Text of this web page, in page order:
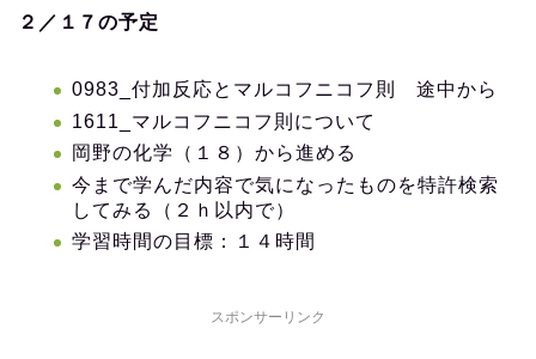
２／１７の予定
0983_付加反応とマルコフニコフ則 途中から
1611_マルコフニコフ則について
岡野の化学（１８）から進める
今まで学んだ内容で気になったものを特許検索
してみる（２ｈ以内で）
学習時間の目標：１４時間
スポンサーリンク